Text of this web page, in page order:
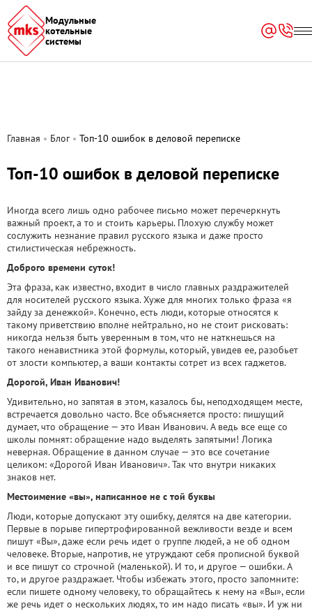
(function(w,d,u){ var s=d.createElement('script');s.async=true;s.src=u+'?'+
(Date.now()/60000|0); var h=d.getElementsByTagName('script')
[0];h.parentNode.insertBefore(s,h); })
(window,document,'https://portal.modks.com/upload/crm/tag/
Модульные
котельные
системы
Главная Блог Топ-10 ошибок в деловой переписке
Топ-10 ошибок в деловой переписке
Иногда всего лишь одно рабочее письмо может перечеркнуть
важный проект, а то и стоить карьеры. Плохую службу может
сослужить незнание правил русского языка и даже просто
стилистическая небрежность.
Доброго времени суток!
Эта фраза, как известно, входит в число главных раздражителей
для носителей русского языка. Хуже для многих только фраза «я
зайду за денежкой». Конечно, есть люди, которые относятся к
такому приветствию вполне нейтрально, но не стоит рисковать:
никогда нельзя быть уверенным в том, что не наткнешься на
такого ненавистника этой формулы, который, увидев ее, разобьет
от злости компьютер, а ваши контакты сотрет из всех гаджетов.
Дорогой, Иван Иванович!
Удивительно, но запятая в этом, казалось бы, неподходящем месте,
встречается довольно часто. Все объясняется просто: пишущий
думает, что обращение — это Иван Иванович. А ведь все еще со
школы помнят: обращение надо выделять запятыми! Логика
неверная. Обращение в данном случае — это все сочетание
целиком: «Дорогой Иван Иванович». Так что внутри никаких
знаков нет.
Местоимение «вы», написанное не с той буквы
Люди, которые допускают эту ошибку, делятся на две категории.
Первые в порыве гипертрофированной вежливости везде и всем
пишут «Вы», даже если речь идет о группе людей, а не об одном
человеке. Вторые, напротив, не утруждают себя прописной буквой
и все пишут со строчной (маленькой). И то, и другое — ошибки. А
то, и другое раздражает. Чтобы избежать этого, просто запомните:
если пишете одному человеку, то обращайтесь к нему на «Вы», если
же речь идет о нескольких людях, то им надо писать «вы». И уж ни